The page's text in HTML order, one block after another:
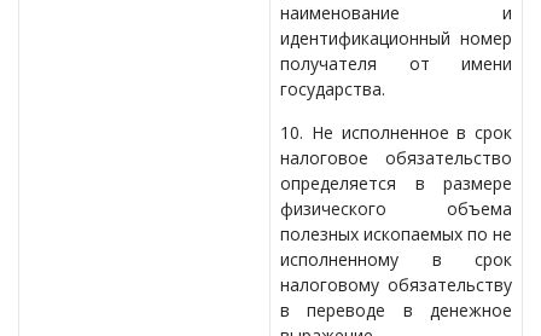
наименование и
идентификационный номер
получателя от имени
государства.
10. Не исполненное в срок
налоговое обязательство
определяется в размере
физического объема
полезных ископаемых по не
исполненному в срок
налоговому обязательству
в переводе в денежное